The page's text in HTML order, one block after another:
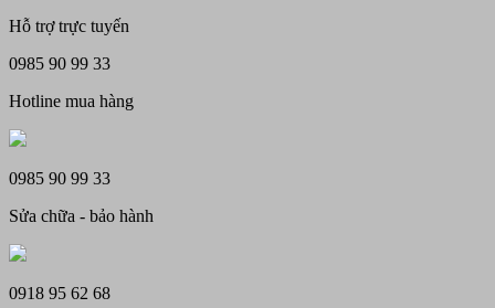
Hỗ trợ trực tuyến
0985 90 99 33
Hotline mua hàng
0985 90 99 33
Sửa chữa - bảo hành
0918 95 62 68